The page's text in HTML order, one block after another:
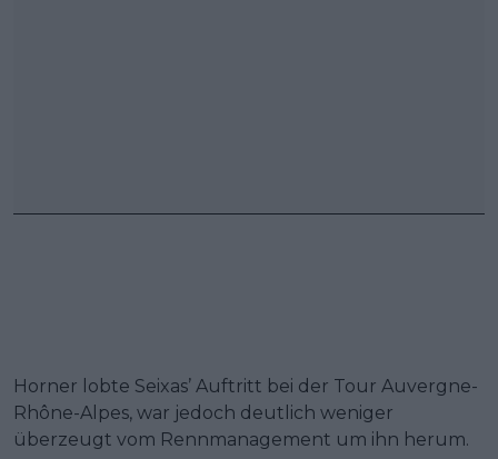
Horner lobte Seixas’ Auftritt bei der Tour Auvergne-
Rhône-Alpes, war jedoch deutlich weniger
überzeugt vom Rennmanagement um ihn herum.